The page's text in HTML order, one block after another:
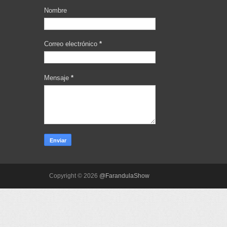
Nombre
Correo electrónico *
Mensaje *
Copyright © 2026 @FarandulaShow